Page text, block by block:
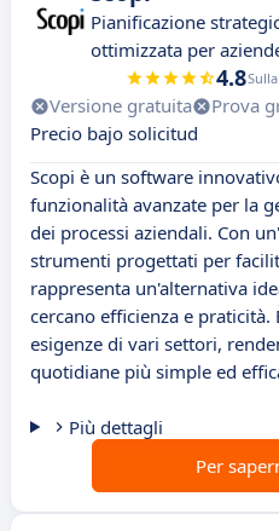
Pianificazione
ottimizzata per
4.8
Versione gratuita Prova
Precio bajo solicitud
Scopi è un software
funzionalità avanzate per la
dei processi aziendali. Con
strumenti progettati per
rappresenta un'alternativa
cercano efficienza e
esigenze di vari settori,
quotidiane più simple ed
Più dettagli
Per